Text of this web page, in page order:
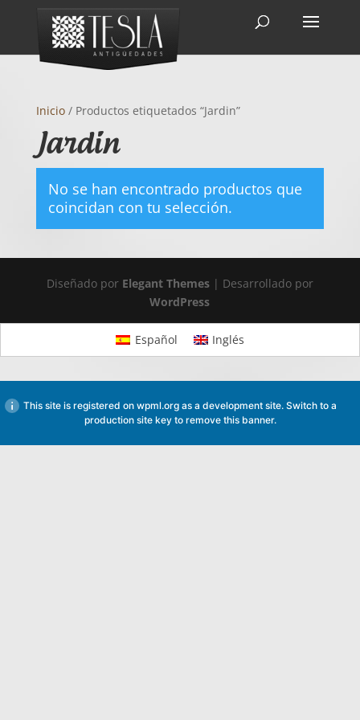
Inicio/ Productos etiquetados “Jardin”
Jardin
No se han encontrado productos que
coincidan con tu selección.
Diseñado por Elegant Themes| Desarrollado por
WordPress
Español Inglés
This site is registered on wpml.org as a development site. Switch to a
production site key to remove this banner.